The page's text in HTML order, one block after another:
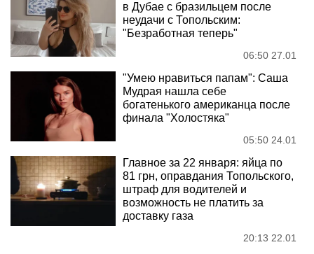
в Дубае с бразильцем после
неудачи с Топольским:
"Безработная теперь"
06:50 27.01
"Умею нравиться папам": Саша
Мудрая нашла себе
богатенького американца после
финала "Холостяка"
05:50 24.01
Главное за 22 января: яйца по
81 грн, оправдания Топольского,
штраф для водителей и
возможность не платить за
доставку газа
20:13 22.01